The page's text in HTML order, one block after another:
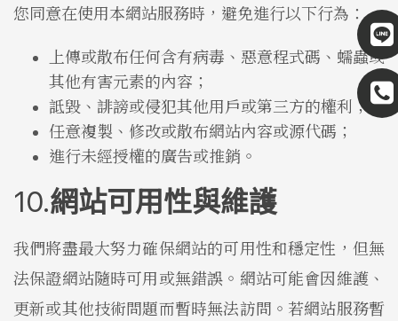
您同意在使用本網站服務時，避免進行以下行為：
上傳或散布任何含有病毒、惡意程式碼、蠕蟲或
其他有害元素的內容；
詆毀、誹謗或侵犯其他用戶或第三方的權利；
任意複製、修改或散布網站內容或源代碼；
進行未經授權的廣告或推銷。
網站可用性與維護
我們將盡最大努力確保網站的可用性和穩定性，但無
法保證網站隨時可用或無錯誤。網站可能會因維護、
更新或其他技術問題而暫時無法訪問。若網站服務暫